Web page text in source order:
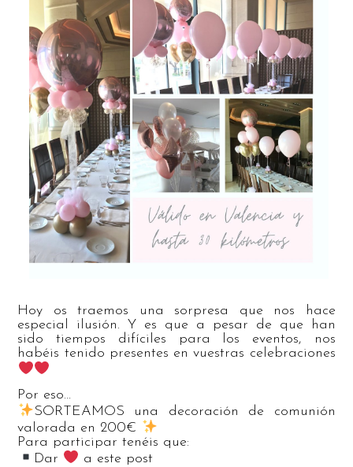
Hoy os traemos una sorpresa que nos hace
especial ilusión. Y es que a pesar de que han
sido tiempos difíciles para los eventos, nos
habéis tenido presentes en vuestras celebraciones
Por eso…
SORTEAMOS una decoración de comunión
valorada en 200€
Para participar tenéis que:
Dar
a este post